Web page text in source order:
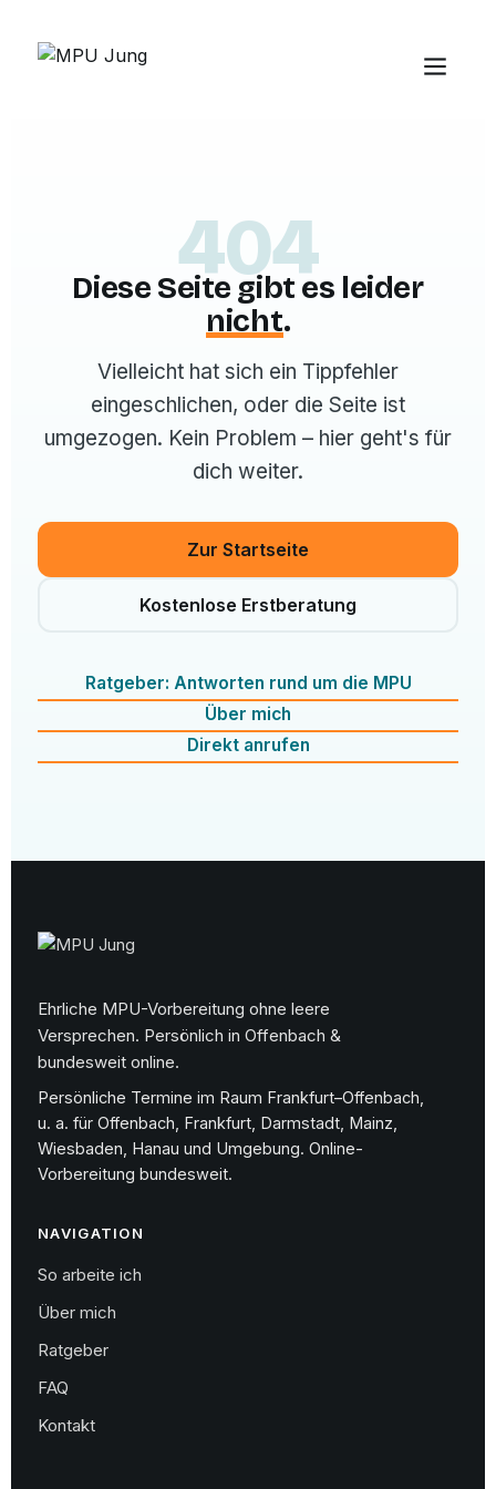
404
Diese Seite gibt es leider
nicht.
Vielleicht hat sich ein Tippfehler
eingeschlichen, oder die Seite ist
umgezogen. Kein Problem – hier geht's für
dich weiter.
Zur Startseite
Kostenlose Erstberatung
Ratgeber: Antworten rund um die MPU
Über mich
Direkt anrufen
Ehrliche MPU-Vorbereitung ohne leere
Versprechen. Persönlich in Offenbach &
bundesweit online.
Persönliche Termine im Raum Frankfurt–Offenbach,
u. a. für Offenbach, Frankfurt, Darmstadt, Mainz,
Wiesbaden, Hanau und Umgebung. Online-
Vorbereitung bundesweit.
NAVIGATION
So arbeite ich
Über mich
Ratgeber
FAQ
Kontakt